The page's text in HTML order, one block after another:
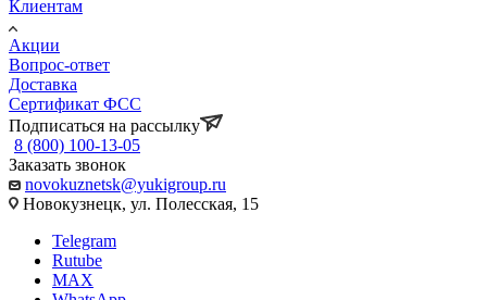
Клиентам
Акции
Вопрос-ответ
Доставка
Сертификат ФСС
Подписаться на рассылку
8 (800) 100-13-05
Заказать звонок
novokuznetsk@yukigroup.ru
Новокузнецк, ул. Полесская, 15
Telegram
Rutube
MAX